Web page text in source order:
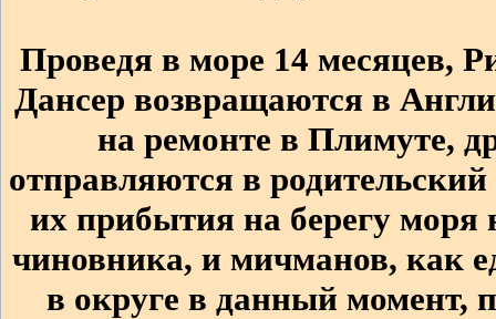
Проведя в море 14 месяцев,
Дансер возвращаются в
на ремонте в Плимуте,
отправляются в
их прибытия на берегу моря
чиновника, и мичманов, как
в округе в данный момент,